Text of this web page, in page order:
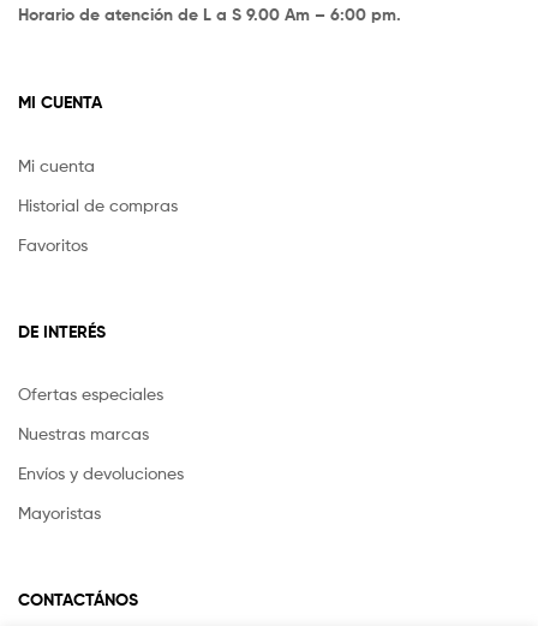
Horario de atención de L a S 9.00 Am – 6:00 pm.
MI CUENTA
Mi cuenta
Historial de compras
Favoritos
DE INTERÉS
Ofertas especiales
Nuestras marcas
Envíos y devoluciones
Mayoristas
CONTACTÁNOS